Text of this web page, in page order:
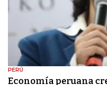
PERÚ
Economía peruana